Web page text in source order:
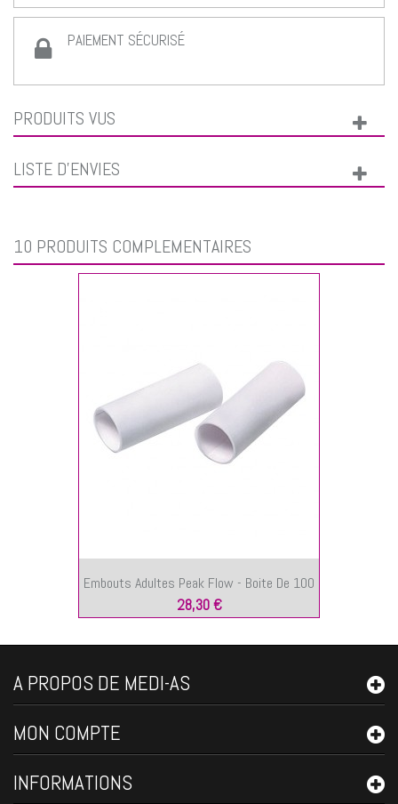
PAIEMENT SÉCURISÉ
PRODUITS VUS
LISTE D'ENVIES
10 PRODUITS COMPLÉMENTAIRES
Embouts Adultes Peak Flow - Boite De 100
28,30 €
A PROPOS DE MEDI-AS
MON COMPTE
INFORMATIONS